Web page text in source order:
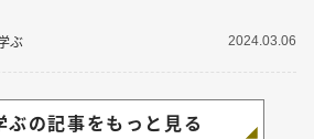
ぶ 2024.03.06
ぶの記事をもっと見る